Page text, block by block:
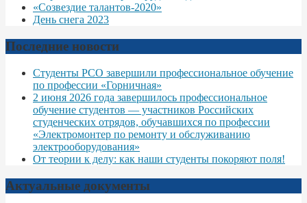
«Созвездие талантов-2020»
День снега 2023
Последние новости
Студенты РСО завершили профессиональное обучение
по профессии «Горничная»
2 июня 2026 года завершилось профессиональное
обучение студентов — участников Российских
студенческих отрядов, обучавшихся по профессии
«Электромонтер по ремонту и обслуживанию
электрооборудования»
От теории к делу: как наши студенты покоряют поля!
Актуальные документы